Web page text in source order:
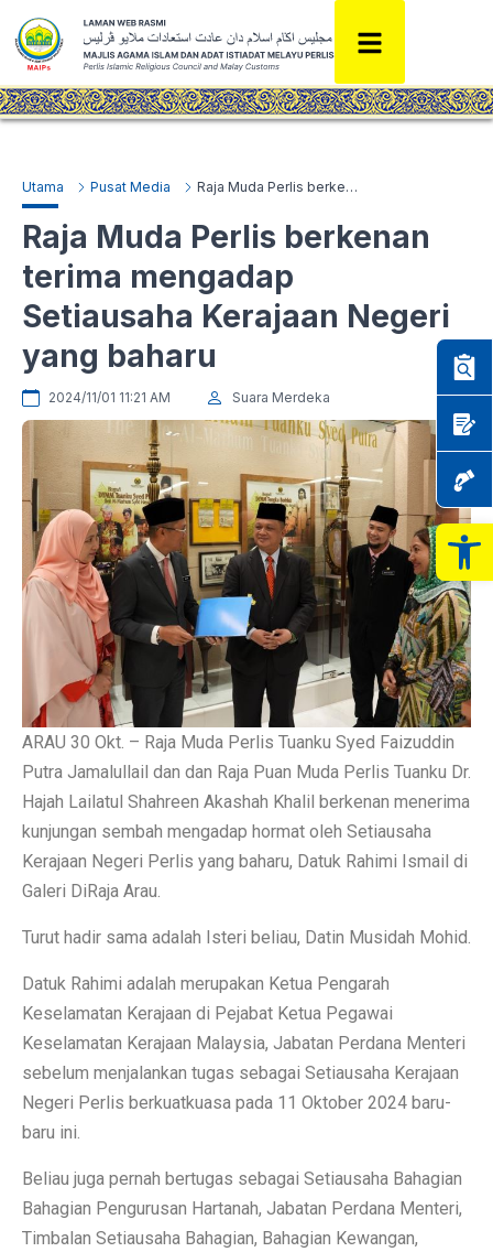
Utama Pusat Media Raja Muda Perlis berkenan terima mengadap Setiausaha Kerajaan Negeri yang baharu
Raja Muda Perlis berkenan
terima mengadap
Setiausaha Kerajaan Negeri
yang baharu
2024/11/01 11:21 AM Suara Merdeka
ARAU 30 Okt. – Raja Muda Perlis Tuanku Syed Faizuddin
Putra Jamalullail dan dan Raja Puan Muda Perlis Tuanku Dr.
Hajah Lailatul Shahreen Akashah Khalil berkenan menerima
kunjungan sembah mengadap hormat oleh Setiausaha
Kerajaan Negeri Perlis yang baharu, Datuk Rahimi Ismail di
Galeri DiRaja Arau.
Turut hadir sama adalah Isteri beliau, Datin Musidah Mohid.
Datuk Rahimi adalah merupakan Ketua Pengarah
Keselamatan Kerajaan di Pejabat Ketua Pegawai
Keselamatan Kerajaan Malaysia, Jabatan Perdana Menteri
sebelum menjalankan tugas sebagai Setiausaha Kerajaan
Negeri Perlis berkuatkuasa pada 11 Oktober 2024 baru-
baru ini.
Beliau juga pernah bertugas sebagai Setiausaha Bahagian
Bahagian Pengurusan Hartanah, Jabatan Perdana Menteri,
Timbalan Setiausaha Bahagian, Bahagian Kewangan,